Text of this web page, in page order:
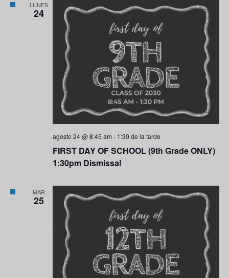
LUNES
24
FIRST DAY OF SCHOOL (9th Grade ONLY)
1:30pm Dismissal
agosto 24 @ 8:45 am - 1:30 de la tarde
MAR
25